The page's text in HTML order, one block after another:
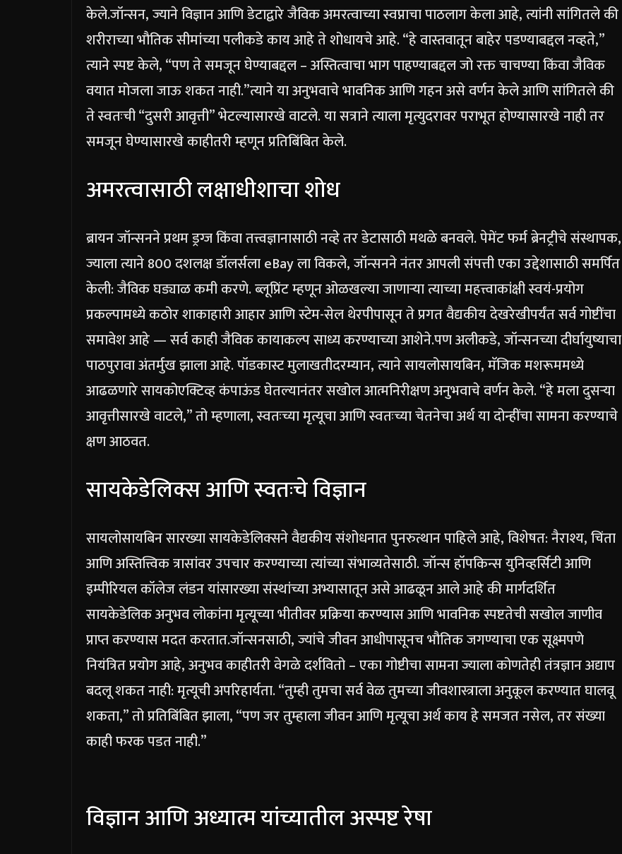
केले.जॉन्सन, ज्याने विज्ञान आणि डेटाद्वारे जैविक अमरत्वाच्या स्वप्नाचा पाठलाग केला आहे, त्यांनी सांगितले की
शरीराच्या भौतिक सीमांच्या पलीकडे काय आहे ते शोधायचे आहे. “हे वास्तवातून बाहेर पडण्याबद्दल नव्हते,”
त्याने स्पष्ट केले, “पण ते समजून घेण्याबद्दल – अस्तित्वाचा भाग पाहण्याबद्दल जो रक्त चाचण्या किंवा जैविक
वयात मोजला जाऊ शकत नाही.”त्याने या अनुभवाचे भावनिक आणि गहन असे वर्णन केले आणि सांगितले की
ते स्वतःची “दुसरी आवृत्ती” भेटल्यासारखे वाटले. या सत्राने त्याला मृत्युदरावर पराभूत होण्यासारखे नाही तर
समजून घेण्यासारखे काहीतरी म्हणून प्रतिबिंबित केले.
अमरत्वासाठी लक्षाधीशाचा शोध
ब्रायन जॉन्सनने प्रथम ड्रग्ज किंवा तत्त्वज्ञानासाठी नव्हे तर डेटासाठी मथळे बनवले. पेमेंट फर्म ब्रेनट्रीचे संस्थापक,
ज्याला त्याने 800 दशलक्ष डॉलर्सला eBay ला विकले, जॉन्सनने नंतर आपली संपत्ती एका उद्देशासाठी समर्पित
केली: जैविक घड्याळ कमी करणे.ब्लूप्रिंट म्हणून ओळखल्या जाणाऱ्या त्याच्या महत्त्वाकांक्षी स्वयं-प्रयोग
प्रकल्पामध्ये कठोर शाकाहारी आहार आणि स्टेम-सेल थेरपीपासून ते प्रगत वैद्यकीय देखरेखीपर्यंत सर्व गोष्टींचा
समावेश आहे — सर्व काही जैविक कायाकल्प साध्य करण्याच्या आशेने.पण अलीकडे, जॉन्सनच्या दीर्घायुष्याचा
पाठपुरावा अंतर्मुख झाला आहे. पॉडकास्ट मुलाखतीदरम्यान, त्याने सायलोसायबिन, मॅजिक मशरूममध्ये
आढळणारे सायकोएक्टिव्ह कंपाऊंड घेतल्यानंतर सखोल आत्मनिरीक्षण अनुभवाचे वर्णन केले.“हे मला दुसऱ्या
आवृत्तीसारखे वाटले,” तो म्हणाला, स्वतःच्या मृत्यूचा आणि स्वतःच्या चेतनेचा अर्थ या दोन्हींचा सामना करण्याचे
क्षण आठवत.
सायकेडेलिक्स आणि स्वतःचे विज्ञान
सायलोसायबिन सारख्या सायकेडेलिक्सने वैद्यकीय संशोधनात पुनरुत्थान पाहिले आहे, विशेषत: नैराश्य, चिंता
आणि अस्तित्त्विक त्रासांवर उपचार करण्याच्या त्यांच्या संभाव्यतेसाठी. जॉन्स हॉपकिन्स युनिव्हर्सिटी आणि
इम्पीरियल कॉलेज लंडन यांसारख्या संस्थांच्या अभ्यासातून असे आढळून आले आहे की मार्गदर्शित
सायकेडेलिक अनुभव लोकांना मृत्यूच्या भीतीवर प्रक्रिया करण्यास आणि भावनिक स्पष्टतेची सखोल जाणीव
प्राप्त करण्यास मदत करतात.जॉन्सनसाठी, ज्यांचे जीवन आधीपासूनच भौतिक जगण्याचा एक सूक्ष्मपणे
नियंत्रित प्रयोग आहे, अनुभव काहीतरी वेगळे दर्शवितो – एका गोष्टीचा सामना ज्याला कोणतेही तंत्रज्ञान अद्याप
बदलू शकत नाही: मृत्यूची अपरिहार्यता. “तुम्ही तुमचा सर्व वेळ तुमच्या जीवशास्त्राला अनुकूल करण्यात घालवू
शकता,” तो प्रतिबिंबित झाला, “पण जर तुम्हाला जीवन आणि मृत्यूचा अर्थ काय हे समजत नसेल, तर संख्या
काही फरक पडत नाही.”
विज्ञान आणि अध्यात्म यांच्यातील अस्पष्ट रेषा